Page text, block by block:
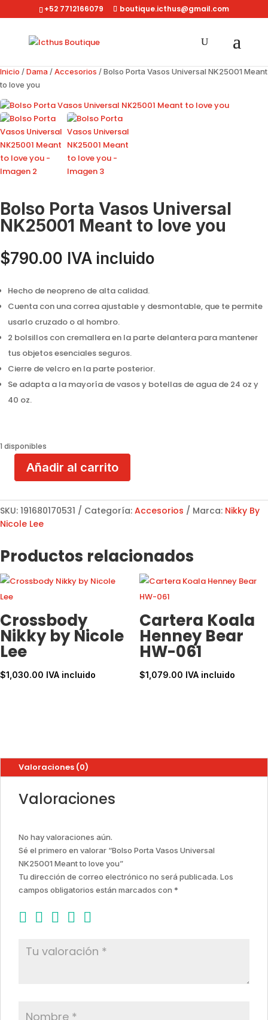
+52 7712166079 boutique.icthus@gmail.com
Inicio /Dama /Accesorios / Bolso Porta Vasos Universal NK25001 Meant
to love you
Bolso Porta Vasos Universal
NK25001 Meant to love you
$790.00 IVA incluido
Hecho de neopreno de alta calidad.
Cuenta con una correa ajustable y desmontable, que te permite
usarlo cruzado o al hombro.
2 bolsillos con cremallera en la parte delantera para mantener
tus objetos esenciales seguros.
Cierre de velcro en la parte posterior.
Se adapta a la mayoría de vasos y botellas de agua de 24 oz y
40 oz.
1 disponibles
Vasos
Universal
NK25001
to
love
you
cantidad
Añadir al carrito
SKU: 191680170531 Categoría: Accesorios Marca: Nikky By
Nicole Lee
Productos relacionados
Crossbody
Nikky by Nicole
Lee
$1,030.00 IVA incluido
Cartera Koala
Henney Bear
HW-061
$1,079.00 IVA incluido
Valoraciones (0)
Valoraciones
No hay valoraciones aún.
Sé el primero en valorar “Bolso Porta Vasos Universal
NK25001 Meant to love you”
Tu dirección de correo electrónico no será publicada. Los
campos obligatorios están marcados con *